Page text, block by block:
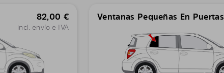
82,00 €
incl. envío e IVA
Ventanas Pequeñas En Puertas